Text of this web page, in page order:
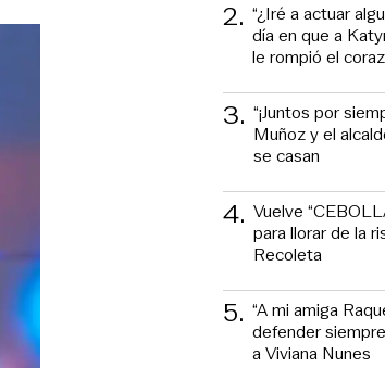
2. “¿Iré a actuar
día en que a
le rompió el
3. “¡Juntos por
Muñoz y el
se casan
4. Vuelve
para llorar de la
Recoleta
5. “A mi amiga
defender
a Viviana Nunes